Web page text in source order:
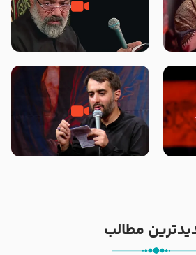
جواد
مقدم – شب هشتم محرم 1448 –
مادر منم مثل تو خمیدم – حاج
محمود کریمی – شهادت حضرت
هیئت رایة العباس علیه السلام
–
شب
من غلام نوکراتم من عاشق کربلاتم
– شور زمینه – شب هفتم – محرم
مطالب